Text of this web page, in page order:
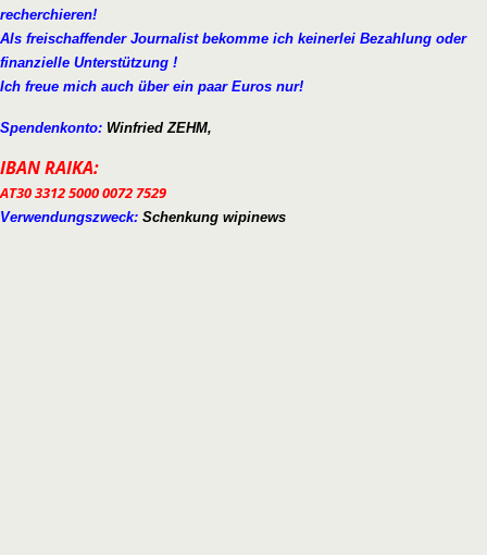
recherchieren!
Als freischaffender Journalist bekomme ich keinerlei Bezahlung oder
finanzielle Unterstützung !
Ich freue mich auch über ein paar Euros nur!
Spendenkonto: Winfried ZEHM,
IBAN RAIKA:
AT30 3312 5000 0072 7529
Verwendungszweck: Schenkung wipinews